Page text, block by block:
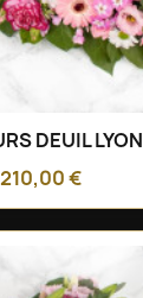
DEUIL
210,00 €